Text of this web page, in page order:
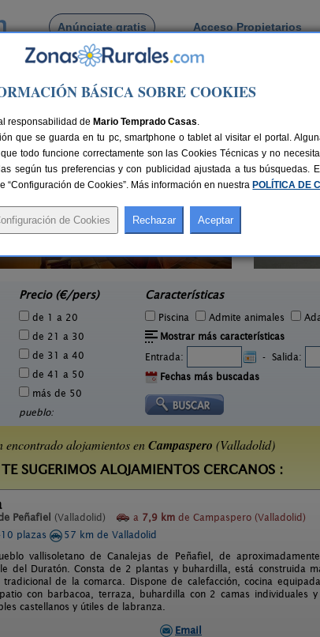
Anúnciate gratis Acceso Propietarios
por pueblo
Casa Las Batallas
Precio (€/pers)
de 1 a 20
de 21 a 30
de 31 a 40
de 41 a 50
más de 50
pueblo:
Características
Piscina Admite animales
Mostrar más características
Entrada:
- Salida:
Fechas más buscadas
encontrado alojamientos enCampaspero (Valladolid)
SUGERIMOS ALOJAMIENTOS CERCANOS :
Peñafiel (Valladolid) a 7,9 km de Campaspero (Valladolid)
plazas
57 km de Valladolid
vallisoletano de Canalejas de Peñafiel, de
del Duratón. Consta de 2 plantas y buhardilla, está construida
de la comarca. Dispone de calefacción, cocina
con barbacoa, terraza, buhardilla con 2 camas individuales
castellanos y útiles de labranza.
Email
BÁSICA SOBRE COOKIES
responsabilidad de Mario Temprado Casas.
que se guarda en tu pc, smartphone o tablet al visitar el portal.
todo funcione correctamente son las Cookies Técnicas y no
según tus preferencias y con publicidad ajustada a tus búsquedas.
de Cookies”. Más información en nuestra POLÍTICA DE